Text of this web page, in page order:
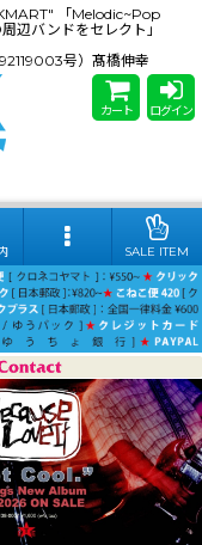
「Melodic~Pop
辺バンドをセレクト」
号）髙橋伸幸
カート ログイン
SALE ITEM